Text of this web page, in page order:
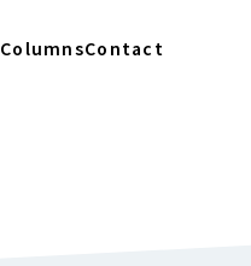
ColumnsContact